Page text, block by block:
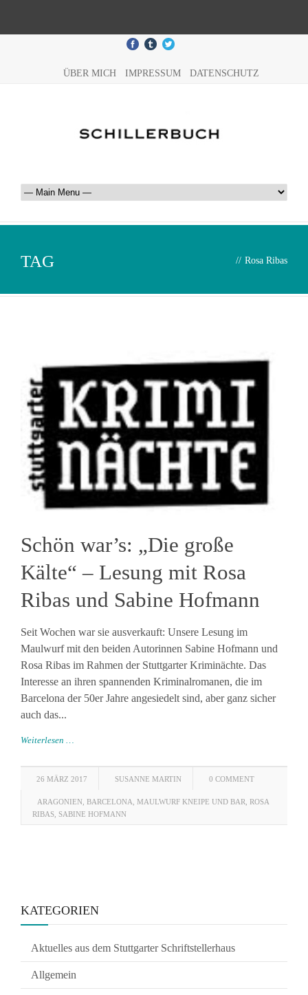
ÜBER MICH IMPRESSUM DATENSCHUTZ
TAG // Rosa Ribas
Schön war’s: „Die große
Kälte“ – Lesung mit Rosa
Ribas und Sabine Hofmann
Seit Wochen war sie ausverkauft: Unsere Lesung im
Maulwurf mit den beiden Autorinnen Sabine Hofmann und
Rosa Ribas im Rahmen der Stuttgarter Kriminächte. Das
Interesse an ihren spannenden Kriminalromanen, die im
Barcelona der 50er Jahre angesiedelt sind, aber ganz sicher
auch das...
Weiterlesen …
26 MÄRZ 2017 SUSANNE MARTIN 0 COMMENT
ARAGONIEN BARCELONA MAULWURF KNEIPE UND BAR ROSA
RIBAS SABINE HOFMANN
KATEGORIEN
Aktuelles aus dem Stuttgarter Schriftstellerhaus
Allgemein